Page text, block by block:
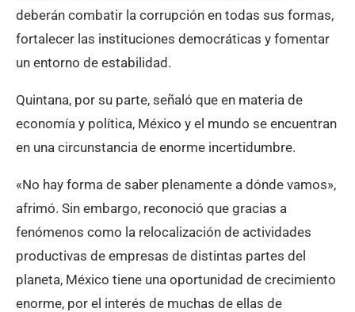
deberán combatir la corrupción en todas sus formas,
fortalecer las instituciones democráticas y fomentar
un entorno de estabilidad.
Quintana, por su parte, señaló que en materia de
economía y política, México y el mundo se encuentran
en una circunstancia de enorme incertidumbre.
«No hay forma de saber plenamente a dónde vamos»,
afrimó. Sin embargo, reconoció que gracias a
fenómenos como la relocalización de actividades
productivas de empresas de distintas partes del
planeta, México tiene una oportunidad de crecimiento
enorme, por el interés de muchas de ellas de